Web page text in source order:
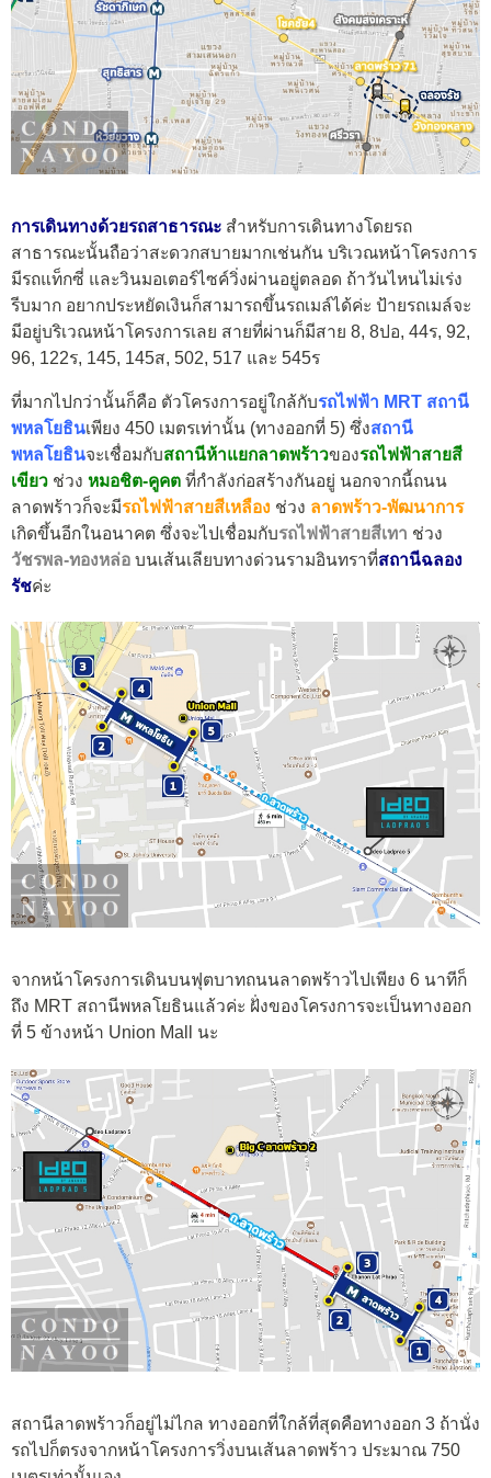
การเดินทางด้วยรถสาธารณะ สำหรับการเดินทางโดยรถ
สาธารณะนั้นถือว่าสะดวกสบายมากเช่นกัน บริเวณหน้าโครงการ
มีรถแท็กซี่ และวินมอเตอร์ไซค์วิ่งผ่านอยู่ตลอด ถ้าวันไหนไม่เร่ง
รีบมาก อยากประหยัดเงินก็สามารถขึ้นรถเมล์ได้ค่ะ ป้ายรถเมล์จะ
มีอยู่บริเวณหน้าโครงการเลย สายที่ผ่านก็มีสาย 8, 8ปอ, 44ร, 92,
96, 122ร, 145, 145ส, 502, 517 และ 545ร
ที่มากไปกว่านั้นก็คือ ตัวโครงการอยู่ใกล้กับรถไฟฟ้า MRT สถานี
พหลโยธินเพียง 450 เมตรเท่านั้น (ทางออกที่ 5) ซึ่งสถานี
พหลโยธินจะเชื่อมกับสถานีห้าแยกลาดพร้าวของรถไฟฟ้าสายสี
เขียว ช่วง หมอชิต-คูคต ที่กำลังก่อสร้างกันอยู่ นอกจากนี้ถนน
ลาดพร้าวก็จะมีรถไฟฟ้าสายสีเหลือง ช่วง ลาดพร้าว-พัฒนาการ
เกิดขึ้นอีกในอนาคต ซึ่งจะไปเชื่อมกับรถไฟฟ้าสายสีเทา ช่วง
วัชรพล-ทองหล่อ บนเส้นเลียบทางด่วนรามอินทราที่สถานีฉลอง
รัชค่ะ
จากหน้าโครงการเดินบนฟุตบาทถนนลาดพร้าวไปเพียง 6 นาทีก็
ถึง MRT สถานีพหลโยธินแล้วค่ะ ฝั่งของโครงการจะเป็นทางออก
ที่ 5 ข้างหน้า Union Mall นะ
สถานีลาดพร้าวก็อยู่ไม่ไกล ทางออกที่ใกล้ที่สุดคือทางออก 3 ถ้านั่ง
รถไปก็ตรงจากหน้าโครงการวิ่งบนเส้นลาดพร้าว ประมาณ 750